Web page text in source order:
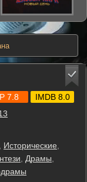
Исторические
Драмы
7.8 IMDB 8.0